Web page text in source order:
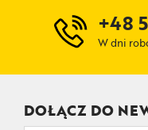
+48
W dni
DOŁĄCZ DO